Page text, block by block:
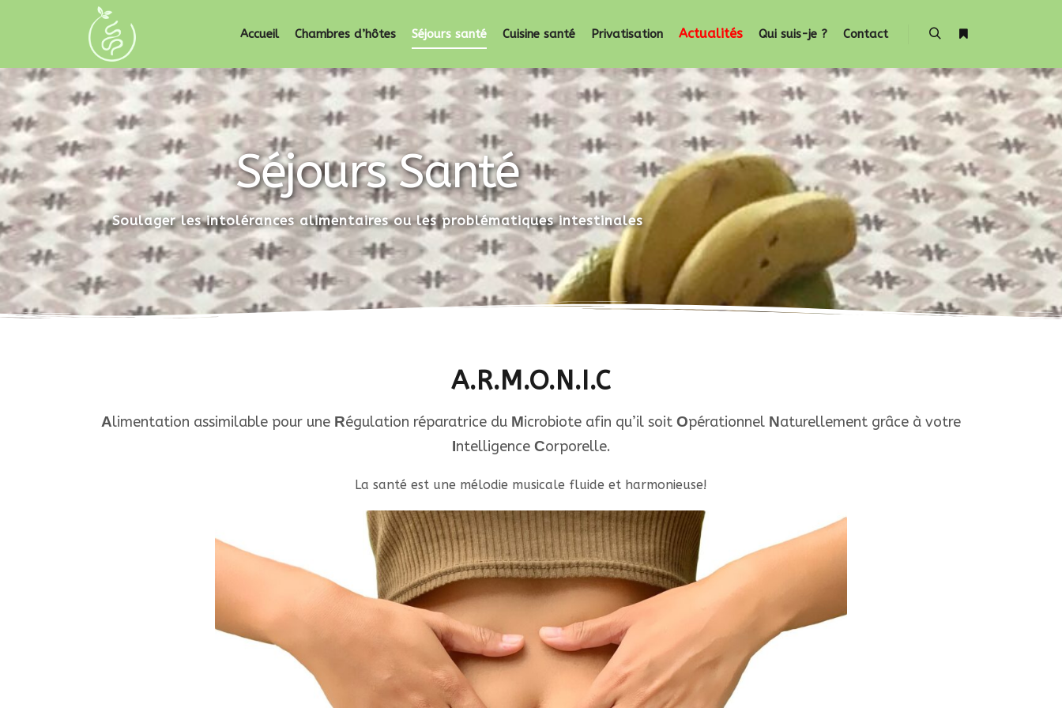
Accueil Chambres d’hôtes Séjours santé Cuisine santé Privatisation Actualités Qui suis-je ? Contact
Séjours Santé
Soulager les intolérances alimentaires ou les problématiques intestinales
A.R.M.O.N.I.C
Alimentation assimilable pour une Régulation réparatrice du Microbiote afin qu’il soit Opérationnel Naturellement grâce à votre
Intelligence Corporelle.
La santé est une mélodie musicale fluide et harmonieuse!